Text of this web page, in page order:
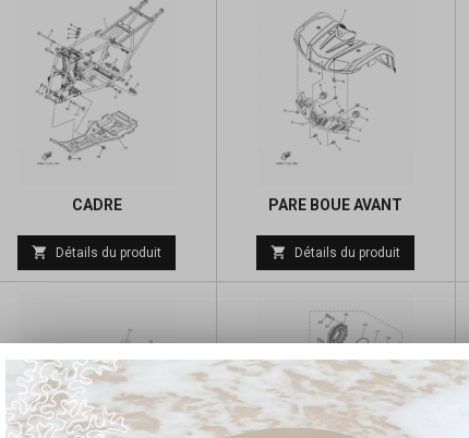
CADRE
Prix
de
 Détails du produit
PARE BOUE AVANT
 Détails du produit